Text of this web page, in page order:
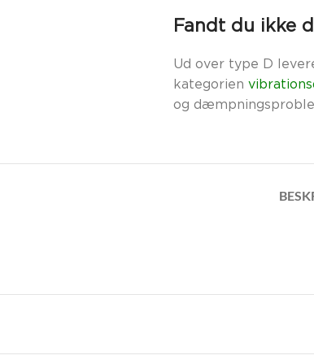
Fandt du ikke
Ud over type D
kategorien
og